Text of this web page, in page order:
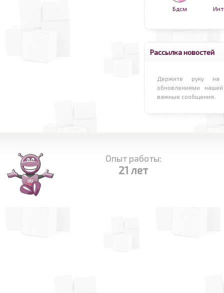
Бдсм
Рассылка новостей
Держите руку на
обновлениями
важные сообщения.
Опыт работы:
21 лет